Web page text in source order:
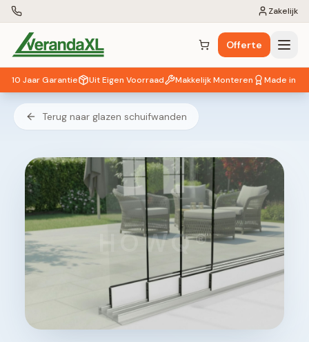
Zakelijk
Winkelwagen ( 0 items)
Offerte
10 Jaar Garantie Uit Eigen Voorraad Makkelijk Monteren Made in EU
Terug naar glazen schuifwanden
HOWQ®